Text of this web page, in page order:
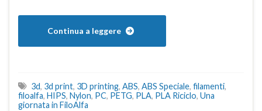
Continua a leggere
3d, 3d print, 3D printing, ABS, ABS Speciale, filamenti,
filoalfa, HIPS, Nylon, PC, PETG, PLA, PLA Riciclo, Una
giornata in FiloAlfa